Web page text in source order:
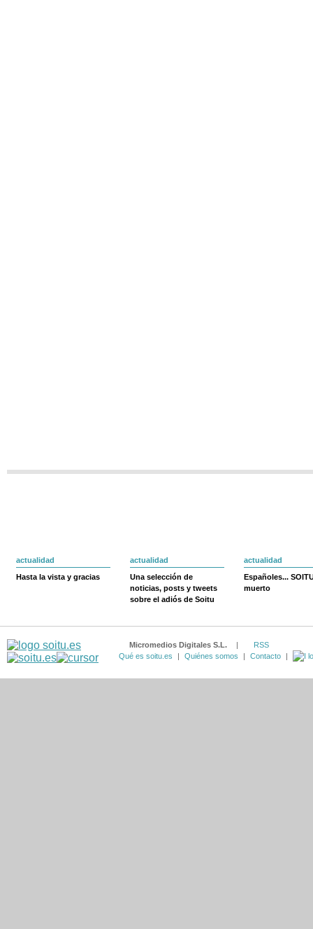
actualidad
Hasta la vista y gracias
actualidad
Una selección de
noticias, posts y tweets
sobre el adiós de Soitu
actualidad
Españoles...
muerto
Micromedios Digitales S.L. |
RSS
Qué es soitu.es
| Quiénes somos | Contacto |